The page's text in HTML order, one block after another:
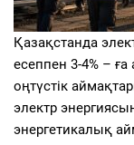
Қазақстанда
есеппен 3-4% –
оңтүстік
электр
энергетикалық